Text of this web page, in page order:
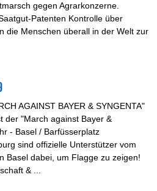
gegen Agrarkonzerne.
Patenten Kontrolle über
die Menschen überall in der Welt zur
AGAINST BAYER & SYNGENTA"
der "March against Bayer &
- Basel / Barfüsserplatz
sind offizielle Unterstützer vom
Basel dabei, um Flagge zu zeigen!
& ...